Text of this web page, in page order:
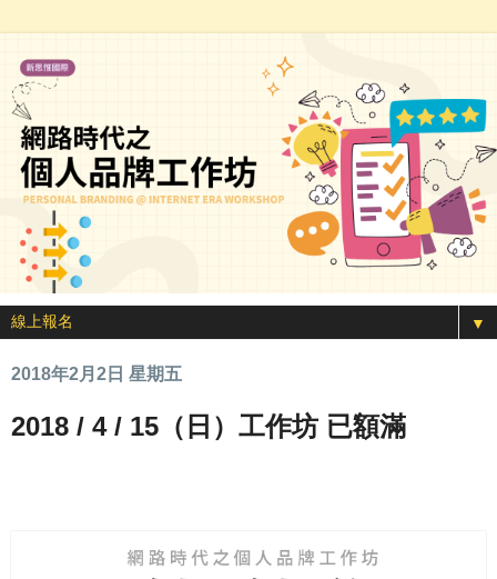
▼
2018年2月2日 星期五
2018 / 4 / 15（日）工作坊 已額滿